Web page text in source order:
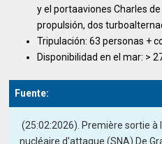
y el portaaviones Charles
propulsión, dos
Tripulación: 63 personas +
Disponibilidad en el mar: >
Fuente:
(25:02:2026). Première sortie à
nucléaire d'attaque (SNA) De